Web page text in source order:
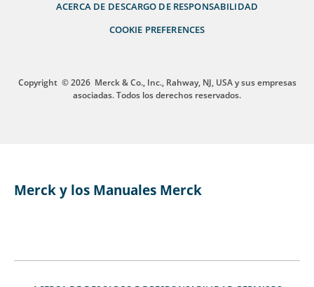
ACERCA DE DESCARGO DE RESPONSABILIDAD
COOKIE PREFERENCES
Copyright © 2026 Merck & Co., Inc., Rahway, NJ, USA y sus empresas
asociadas. Todos los derechos reservados.
Merck y los Manuales Merck